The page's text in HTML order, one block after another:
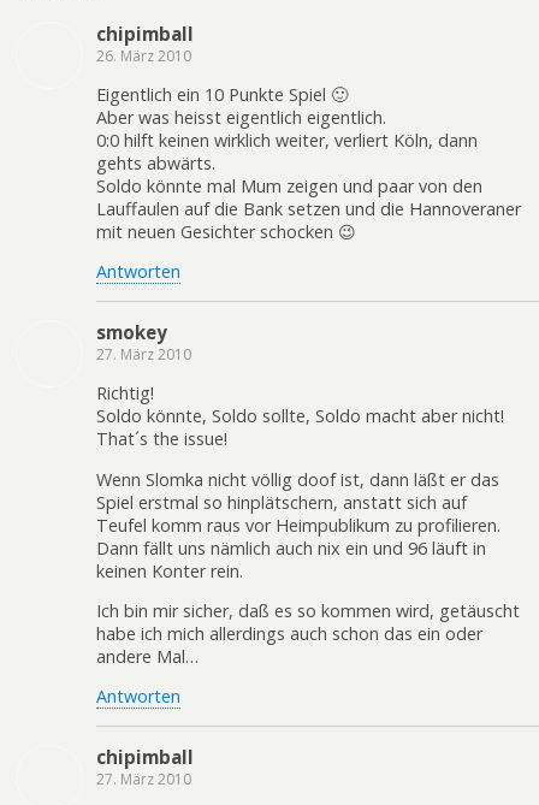
chipimball
26. März 2010
Eigentlich ein 10 Punkte Spiel 🙂
Aber was heisst eigentlich eigentlich.
0:0 hilft keinen wirklich weiter, verliert Köln, dann
gehts abwärts.
Soldo könnte mal Mum zeigen und paar von den
Lauffaulen auf die Bank setzen und die Hannoveraner
mit neuen Gesichter schocken 😉
Antworten
smokey
27. März 2010
Richtig!
Soldo könnte, Soldo sollte, Soldo macht aber nicht!
That´s the issue!
Wenn Slomka nicht völlig doof ist, dann läßt er das
Spiel erstmal so hinplätschern, anstatt sich auf
Teufel komm raus vor Heimpublikum zu profilieren.
Dann fällt uns nämlich auch nix ein und 96 läuft in
keinen Konter rein.
Ich bin mir sicher, daß es so kommen wird, getäuscht
habe ich mich allerdings auch schon das ein oder
andere Mal…
Antworten
chipimball
27. März 2010